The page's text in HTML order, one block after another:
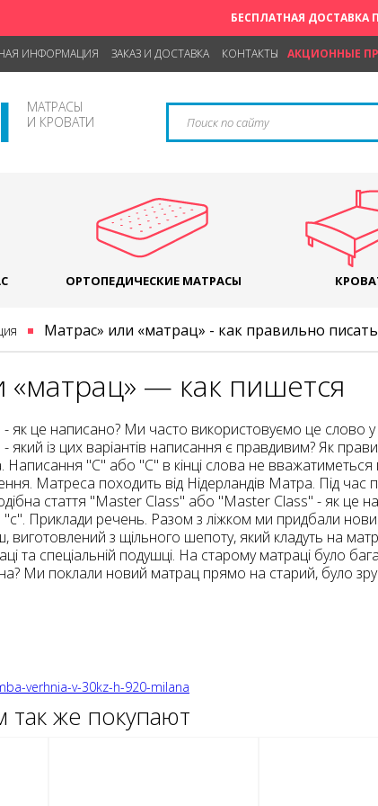
БЕСПЛАТНАЯ ДОСТАВКА
ИНФОРМАЦИЯ ЗАКАЗ И ДОСТАВКА КОНТАКТЫ АКЦИОННЫЕ
МАТРАСЫ
И КРОВАТИ
ОРТОПЕДИЧЕСКИЕ МАТРАСЫ
Матрас» или «матрац» - как правильно
«матрац» — как пишется
це написано? Ми часто використовуємо це слово
із цих варіантів написання є правдивим? Як
Написання "C" або "C" в кінці слова не
Матреса походить від Нідерландів Матра. Під час
стаття "Master Class" або "Master Class" - як це
Приклади речень. Разом з ліжком ми придбали
виготовлений з щільного шепоту, який кладуть на
та спеціальній подушці. На старому матраці було
Ми поклали новий матрац прямо на старий, було
verhnia-v-30kz-h-920-milana
так же покупают